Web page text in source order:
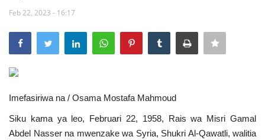
Jukwaa la Nasser la Kimataifa
Wasiliana
Misri
Timu yetu
Urithi wa Nasser
Feb 22, 2023 - 16:17
Imefasiriwa na / Osama Mostafa Mahmoud
Siku kama ya leo, Februari 22, 1958, Rais wa Misri Gamal
Abdel Nasser na mwenzake wa Syria, Shukri Al-Qawatli, walitia